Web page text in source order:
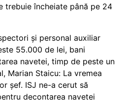
trebuie încheiate până pe 24
și personal auxiliar
55.000 de lei, bani
navetei, timp de peste un
Marian Staicu: La vremea
șef. ISJ ne-a cerut să
decontarea navetei